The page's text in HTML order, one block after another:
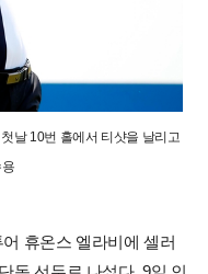
날 10번 홀에서 티샷을 날리고
휴온스 엘라비에 셀러